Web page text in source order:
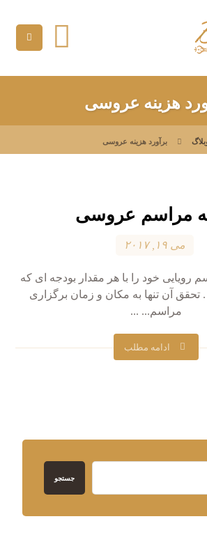
هزینه عروسی
برآورد هزینه عروسی
مراسم عروسی
می ۱۹, ۲۰۱۷
رویایی خود را با هر مقدار بودجه ای که
. تحقق آن تنها به مکان و زمان برگزاری
مراسم... ...
ادامه مطلب
جستجو